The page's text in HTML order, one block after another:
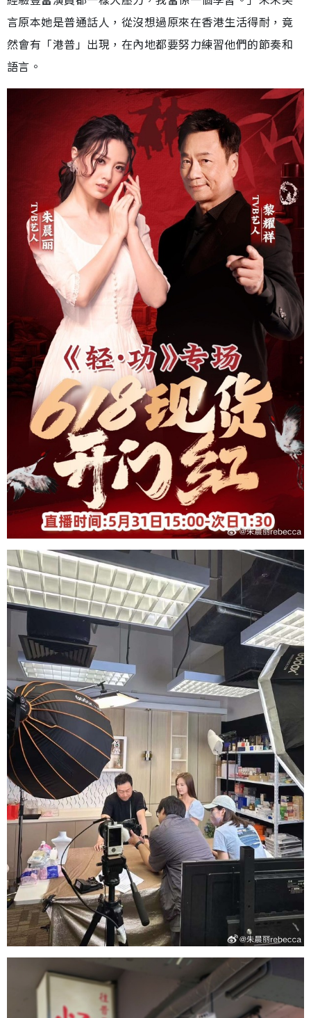
言原本她是普通話人，從沒想過原來在香港生活得耐，竟
然會有「港普」出現，在內地都要努力練習他們的節奏和
語言。